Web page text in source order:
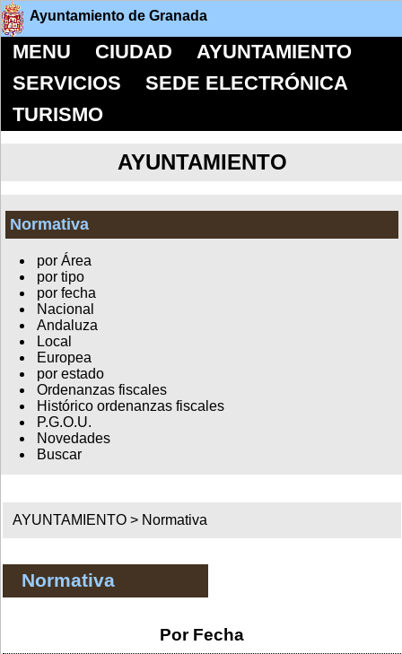
Ayuntamiento de Granada
MENU CIUDAD
AYUNTAMIENTO
SERVICIOS
SEDE ELECTRÓNICA
TURISMO
AYUNTAMIENTO
Normativa
por Área
por tipo
por fecha
Nacional
Andaluza
Local
Europea
por estado
Ordenanzas fiscales
Histórico ordenanzas fiscales
P.G.O.U.
Novedades
Buscar
AYUNTAMIENTO > Normativa
Normativa
Por Fecha